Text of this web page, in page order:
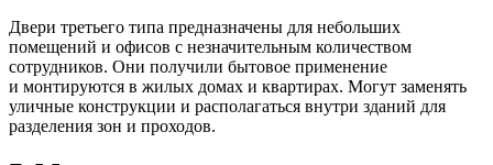
Двери третьего типа предназначены для небольших
помещений и офисов с незначительным количеством
сотрудников. Они получили бытовое применение
и монтируются в жилых домах и квартирах. Могут заменять
уличные конструкции и располагаться внутри зданий для
разделения зон и проходов.